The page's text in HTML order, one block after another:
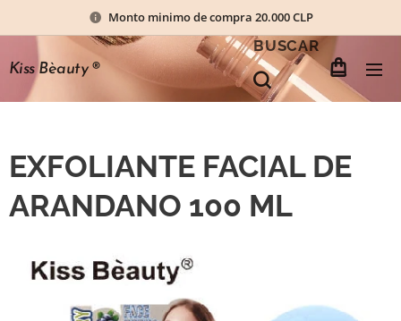
Monto minimo de compra 20.000 CLP
Kiss Bèauty®
BUSCAR
EXFOLIANTE FACIAL DE
ARANDANO 100 ML